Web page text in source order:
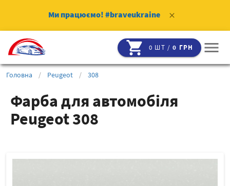
Ми працюємо! #braveukraine clear
shopping_cart 0 ШТ /0 ГРН menu
Головна / Peugeot / 308
Фарба для автомобіля
Peugeot 308